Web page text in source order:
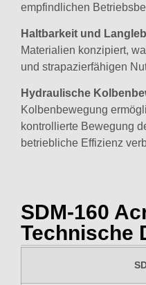
empfindlichen
Haltbarkeit und
Materialien konzipiert,
und strapazierfähigen
Hydraulische
Kolbenbewegung
kontrollierte Bewegung
betriebliche Effizienz
SDM-160
Technische